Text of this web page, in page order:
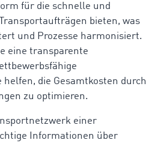
für die schnelle und
bieten, was
und Prozesse harmonisiert.
eine transparente
helfen, die Gesamtkosten durch
zu optimieren.
einer
Informationen über